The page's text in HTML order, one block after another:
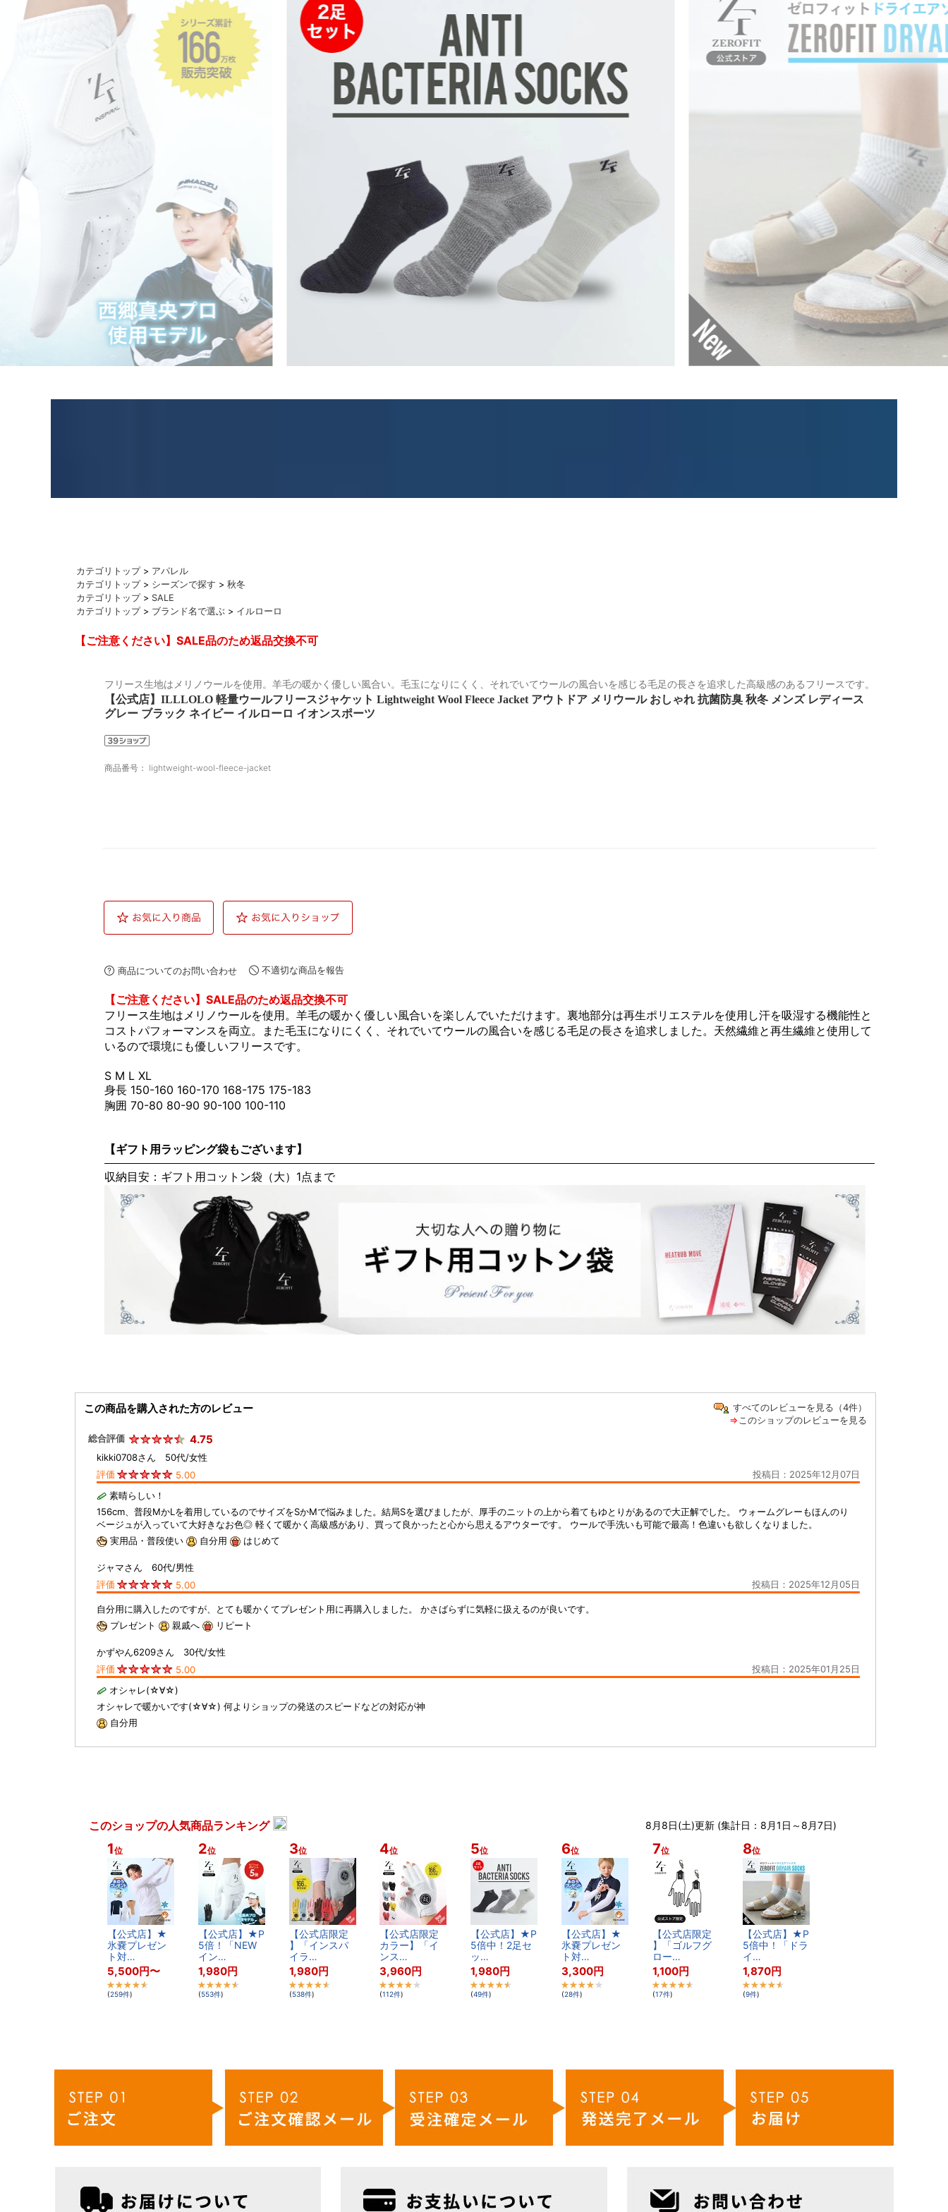
カテゴリトップ> アパレル
カテゴリトップ> シーズンで探す > 秋冬
カテゴリトップ> SALE
カテゴリトップ> ブランド名で選ぶ > イルローロ
【ご注意ください】SALE品のため返品交換不可
フリース生地はメリノウールを使用。羊毛の暖かく優しい風合い。毛玉になりにくく、それでいてウールの風合いを感じる毛足の長さを追求した高級感のあるフリースです。
【公式店】ILLLOLO 軽量ウールフリースジャケット Lightweight Wool Fleece Jacket アウトドア メリウール おしゃれ 抗菌防臭 秋冬 メンズ レディース
グレー ブラック ネイビー イルローロ イオンスポーツ
商品番号： lightweight-wool-fleece-jacket
商品についてのお問い合わせ 不適切な商品を報告
【ご注意ください】SALE品のため返品交換不可
フリース生地はメリノウールを使用。羊毛の暖かく優しい風合いを楽しんでいただけます。裏地部分は再生ポリエステルを使用し汗を吸湿する機能性と
コストパフォーマンスを両立。また毛玉になりにくく、それでいてウールの風合いを感じる毛足の長さを追求しました。天然繊維と再生繊維と使用して
いるので環境にも優しいフリースです。
S M L XL
身長 150-160 160-170 168-175 175-183
胸囲 70-80 80-90 90-100 100-110
【ギフト用ラッピング袋もございます】
収納目安：ギフト用コットン袋（大）1点まで
この商品を購入された方のレビュー
すべてのレビューを見る（4件）
⇒ このショップのレビューを見る
総合評価
4.75
kikki0708さん 50代/女性
評価
5.00
投稿日：2025年12月07日
素晴らしい！
156cm、普段MかLを着用しているのでサイズをSかMで悩みました。結局Sを選びましたが、厚手のニットの上から着てもゆとりがあるので大正解でした。 ウォームグレーもほんのり
ベージュが入っていて大好きなお色◎ 軽くて暖かく高級感があり、買って良かったと心から思えるアウターです。 ウールで手洗いも可能で最高！色違いも欲しくなりました。
実用品・普段使い
自分用 はじめて
ジャマさん 60代/男性
評価
5.00 投稿日：2025年12月05日
自分用に購入したのですが、とても暖かくてプレゼント用に再購入しました。 かさばらずに気軽に扱えるのが良いです。
プレゼント
親戚へ リピート
かずやん6209さん 30代/女性
評価
5.00
投稿日：2025年01月25日
オシャレ(☆∀☆)
オシャレで暖かいです(☆∀☆) 何よりショップの発送のスピードなどの対応が神
自分用
このショップの人気商品ランキング 8月8日(土)更新 (集計日：8月1日～8月7日)
1位
【​公​式​店​】​★​
氷​嚢​プ​レ​ゼ​ン​
ト​対​…
5,500円〜
(259件)
2位
【​公​式​店​】​★​P​
5​倍​！​「​N​E​W​
イ​ン​…
1,980円
(553件)
3位
【​公​式​店​限​定​
】​「​イ​ン​ス​パ​
イ​ラ​…
1,980円
(538件)
4位
【​公​式​店​限​定​
カ​ラ​ー​】​「​イ​
ン​ス​…
3,960円
(112件)
5位
【​公​式​店​】​★​P​
5​倍​中​！​2​足​セ​
ッ​…
1,980円
(49件)
6位
【​公​式​店​】​★​
氷​嚢​プ​レ​ゼ​ン​
ト​対​…
3,300円
(28件)
7位
【​公​式​店​限​定​
】​「​ゴ​ル​フ​グ​
ロ​ー​…
1,100円
(17件)
8位
【​公​式​店​】​★​P​
5​倍​中​！​「​ド​ラ​
イ​…
1,870円
(9件)